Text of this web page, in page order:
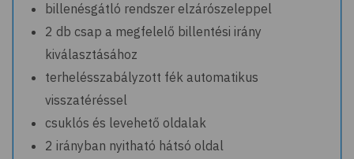
billenésgátló rendszer elzárószeleppel
2 db csap a megfelelő billentési irány
kiválasztásához
terhelésszabályzott fék automatikus
visszatéréssel
csuklós és levehető oldalak
2 irányban nyitható hátsó oldal